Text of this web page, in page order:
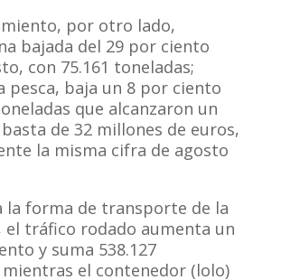
por otro lado,
bajada del 29 por ciento
con 75.161 toneladas;
pesca, baja un 8 por ciento
que alcanzaron un
de 32 millones de euros,
la misma cifra de agosto
la forma de transporte de la
el tráfico rodado aumenta un
y suma 538.127
el contenedor (lolo)